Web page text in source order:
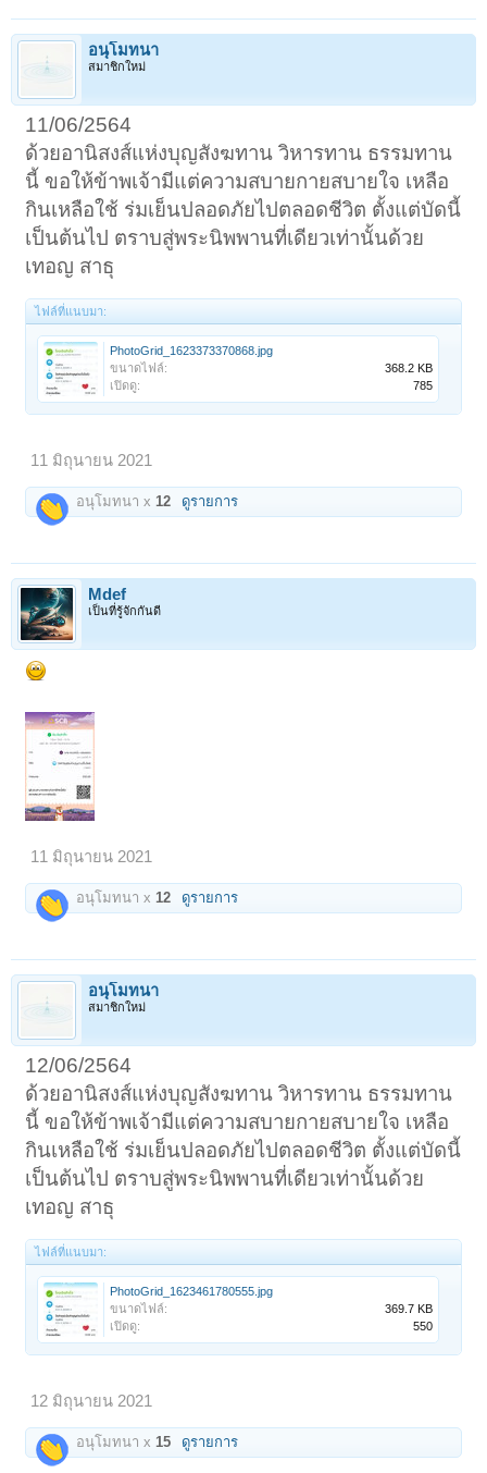
อนุโมทนา
สมาชิกใหม่
11/06/2564
ด้วยอานิสงส์แห่งบุญสังฆทาน วิหารทาน ธรรมทาน
นี้ ขอให้ข้าพเจ้ามีแต่ความสบายกายสบายใจ เหลือ
กินเหลือใช้ ร่มเย็นปลอดภัยไปตลอดชีวิต ตั้งแต่บัดนี้
เป็นต้นไป ตราบสู่พระนิพพานที่เดียวเท่านั้นด้วย
เทอญ สาธุ
ไฟล์ที่แนบมา:
PhotoGrid_1623373370868.jpg
ขนาดไฟล์:
368.2 KB
เปิดดู:
785
11 มิถุนายน 2021
อนุโมทนา x 12 ดูรายการ
Mdef
เป็นที่รู้จักกันดี
11 มิถุนายน 2021
อนุโมทนา x12 ดูรายการ
อนุโมทนา
สมาชิกใหม่
12/06/2564
ด้วยอานิสงส์แห่งบุญสังฆทาน วิหารทาน ธรรมทาน
นี้ ขอให้ข้าพเจ้ามีแต่ความสบายกายสบายใจ เหลือ
กินเหลือใช้ ร่มเย็นปลอดภัยไปตลอดชีวิต ตั้งแต่บัดนี้
เป็นต้นไป ตราบสู่พระนิพพานที่เดียวเท่านั้นด้วย
เทอญ สาธุ
ไฟล์ที่แนบมา:
PhotoGrid_1623461780555.jpg
ขนาดไฟล์:
369.7 KB
เปิดดู:
550
12 มิถุนายน 2021
อนุโมทนา x15 ดูรายการ